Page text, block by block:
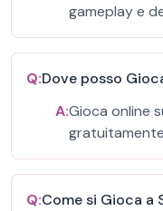
gameplay e
Q:Dove posso
A:Gioca online
Q:Come si Gioca a